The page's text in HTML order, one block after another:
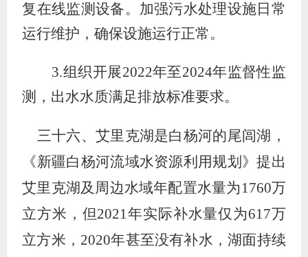
复在线监测设备。 加强污水处理设施日常
运行维护，确保设施运行正常。
3.组织开展2022年至2024年监督性监
测， 出水水质满足排放标准要求。
三十六、艾里克湖是白杨河的尾闾湖，
《新疆白杨河流域水资源利用规划》提出
艾里克湖及周边水域年配置水量为 1760万
立方米，但2021年实际补水量仅为617万
立方米，2020年甚至没有补水，湖面持续